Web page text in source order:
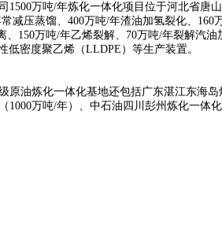
1500万吨/年炼化一体化项目位于河北省唐
减压蒸馏、400万吨/年渣油加氢裂化、
、150万吨/年乙烯裂解、70万吨/年裂解汽
低密度聚乙烯（LLDPE）等生产装置。
原油炼化一体化基地还包括广东湛江东海
1000万吨/年）、中石油四川彭州炼化一体